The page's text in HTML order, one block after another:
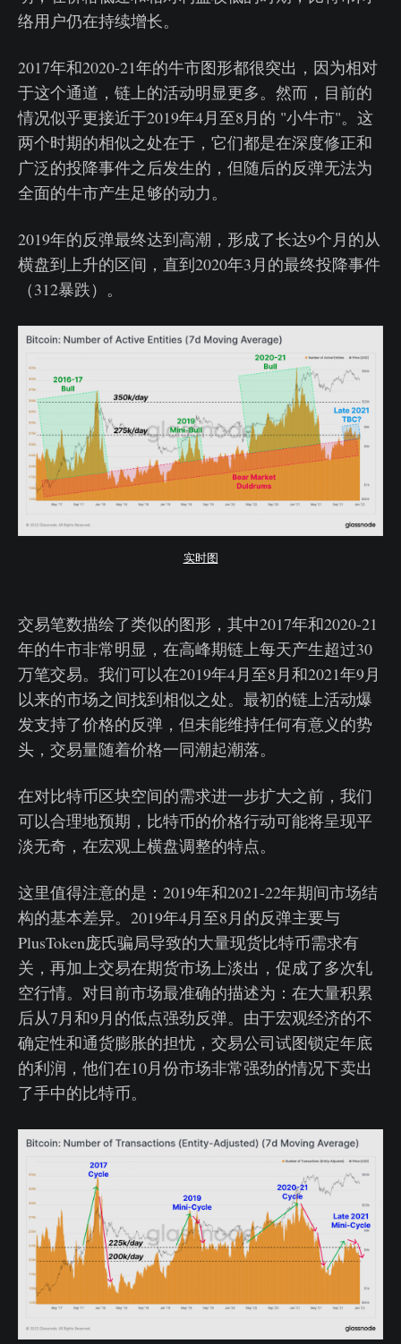
络用户仍在持续增长。
2017年和2020-21年的牛市图形都很突出，因为相对
于这个通道，链上的活动明显更多。然而，目前的
情况似乎更接近于2019年4月至8月的 "小牛市"。这
两个时期的相似之处在于，它们都是在深度修正和
广泛的投降事件之后发生的，但随后的反弹无法为
全面的牛市产生足够的动力。
2019年的反弹最终达到高潮，形成了长达9个月的从
横盘到上升的区间，直到2020年3月的最终投降事件
（312暴跌）。
实时图
交易笔数描绘了类似的图形，其中2017年和2020-21
年的牛市非常明显，在高峰期链上每天产生超过30
万笔交易。我们可以在2019年4月至8月和2021年9月
以来的市场之间找到相似之处。最初的链上活动爆
发支持了价格的反弹，但未能维持任何有意义的势
头，交易量随着价格一同潮起潮落。
在对比特币区块空间的需求进一步扩大之前，我们
可以合理地预期，比特币的价格行动可能将呈现平
淡无奇，在宏观上横盘调整的特点。
这里值得注意的是：2019年和2021-22年期间市场结
构的基本差异。2019年4月至8月的反弹主要与
PlusToken庞氏骗局导致的大量现货比特币需求有
关，再加上交易在期货市场上淡出，促成了多次轧
空行情。对目前市场最准确的描述为：在大量积累
后从7月和9月的低点强劲反弹。由于宏观经济的不
确定性和通货膨胀的担忧，交易公司试图锁定年底
的利润，他们在10月份市场非常强劲的情况下卖出
了手中的比特币。